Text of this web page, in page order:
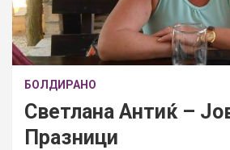
БОЛДИРАНО
Светлана Антиќ –
Празници